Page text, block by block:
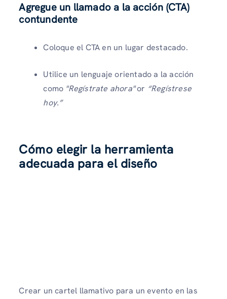
Agregue un llamado a la acción (CTA)
contundente
Coloque el CTA en un lugar destacado.
Utilice un lenguaje orientado a la acción
como "Regístrate ahora"or “Regístrese
hoy.”
Cómo elegir la herramienta
adecuada para el diseño
Crear un cartel llamativo para un evento en las